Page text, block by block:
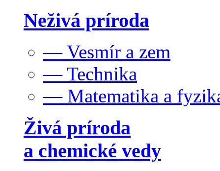
Neživá príroda
— Vesmír a zem
— Technika
— Matematika a
Živá príroda
a chemické vedy